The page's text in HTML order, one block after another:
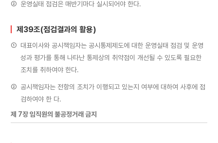
② 운영실태 점검은 매반기마다 실시되어야 한다.
제39조(점검결과의 활용)
① 대표이사와 공시책임자는 공시통제제도에 대한 운영실태 점검 및 운영
성과 평가를 통해 나타난 통제상의 취약점이 개선될 수 있도록 필요한
조치를 취하여야 한다.
② 공시책임자는 전항의 조치가 이행되고 있는지 여부에 대하여 사후에 점
검하여야 한 다.
제 7장 임직원의 불공정거래 금지